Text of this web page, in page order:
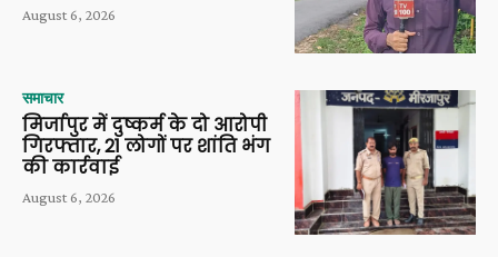
August 6, 2026
समाचार
मिर्जापुर में दुष्कर्म के दो आरोपी
गिरफ्तार, 21 लोगों पर शांति भंग
की कार्रवाई
August 6, 2026